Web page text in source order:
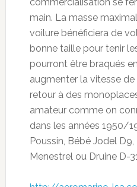
main. La masse
voilure bénéficiera de
bonne taille pour tenir
pourront être braqués
augmenter la vitesse de
retour à des
amateur comme on
dans les années 1950/
Poussin, Bébé Jodel
Menestrel ou Druine D-